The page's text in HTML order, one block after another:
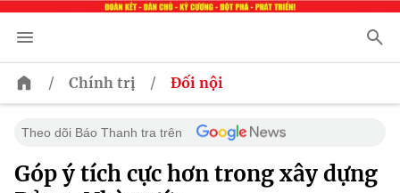
/ Chính trị / Đối nội
Theo dõi Báo Thanh tra trên
Góp ý tích cực hơn trong xây dựng